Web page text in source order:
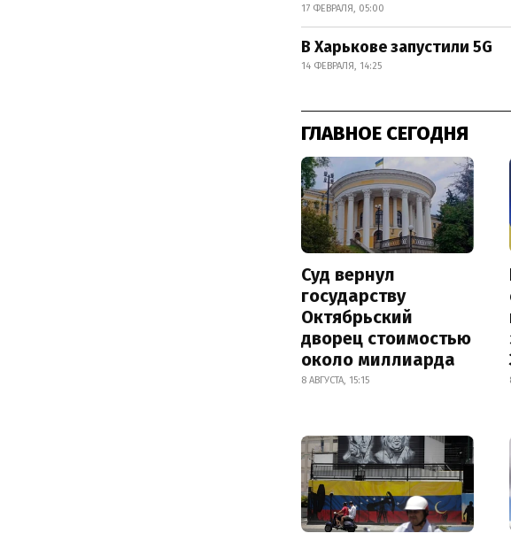
17 ФЕВРАЛЯ, 05:00
В Харькове запустили 5G
14 ФЕВРАЛЯ, 14:25
ГЛАВНОЕ СЕГОДНЯ
Суд вернул
государству
Октябрьский
дворец стоимостью
около миллиарда
8 АВГУСТА, 15:15